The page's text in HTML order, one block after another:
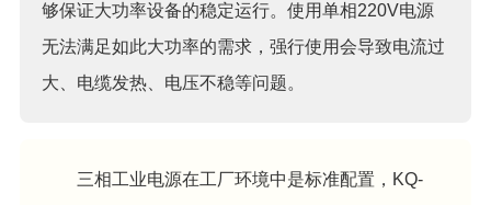
够保证大功率设备的稳定运行。使用单相220V电源
无法满足如此大功率的需求，强行使用会导致电流过
大、电缆发热、电压不稳等问题。
三相工业电源在工厂环境中是标准配置，KQ-